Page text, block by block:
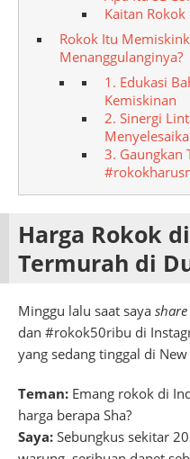
Kaitan Rokok
Rokok Itu
Menanggulanginya?
1. Edukasi
Kemiskinan
2. Sinergi
3. Gaungkan
Harga Rokok
Termurah di
Minggu lalu saat saya share
dan #rokok50ribu di
yang sedang tinggal di
Teman: Emang rokok di
harga berapa Sha?
Saya: Sebungkus sekitar